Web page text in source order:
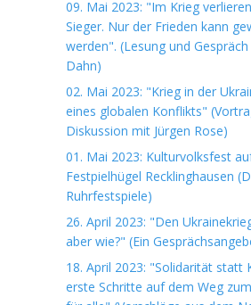
09. Mai 2023: "Im Krieg
Sieger. Nur der Frieden kann
werden". (Lesung und
Dahn)
02. Mai 2023: "Krieg in der
eines globalen Konflikts"
Diskussion mit Jürgen Rose)
01. Mai 2023: Kulturvolksfest
Festpielhügel Recklinghausen
Ruhrfestspiele)
26. April 2023: "Den
aber wie?" (Ein
18. April 2023: "Solidarität statt
erste Schritte auf dem Weg